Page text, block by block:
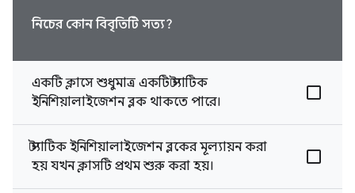
নিচের কোন বিবৃতিটি সত্য?
একটি ক্লাসে শুধুমাত্র একটি স্ট্যাটিক
ইনিশিয়ালাইজেশন ব্লক থাকতে পারে।
স্ট্যাটিক ইনিশিয়ালাইজেশন ব্লকের মূল্যায়ন করা
হয় যখন ক্লাসটি প্রথম শুরু করা হয়।